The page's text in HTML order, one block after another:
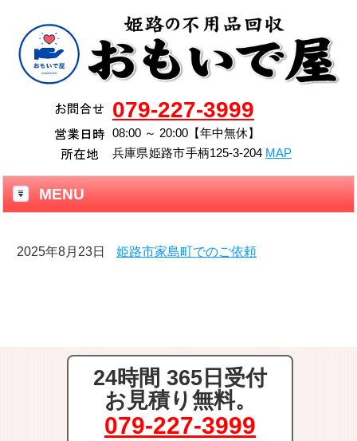
079-227-3999
08:00 ～ 20:00【年中無休】
兵庫県姫路市手柄125-3-204 MAP
MENU
2025年8月23日 姫路市家島町でのご依頼
24時間 365日受付
お見積り無料。
079-227-3999